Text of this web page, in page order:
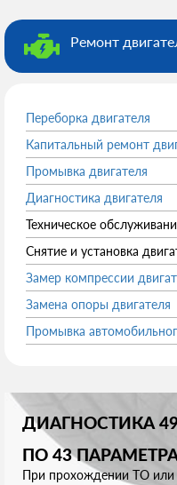
Ремонт
Переборка двигателя
Капитальный ремонт
Промывка двигателя
Диагностика двигателя
Техническое
Снятие и установка
Замер компрессии
Замена опоры двигателя
Промывка
ДИАГНОСТИКА
ПО 43
При прохождении ТО или